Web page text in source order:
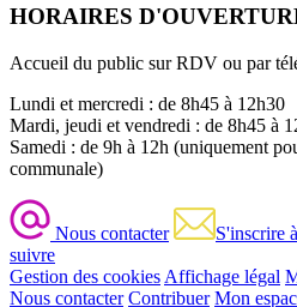
HORAIRES
Accueil du public sur RDV ou par
Lundi et mercredi : de 8h45 à 12h30
Mardi, jeudi et vendredi : de 8h45 à
Samedi : de 9h à 12h (uniquement
communale)
Nous contacter S'inscrire
suivre
Gestion des cookies Affichage légal
Nous contacter Contribuer Mon